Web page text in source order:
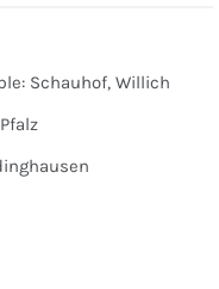
Schauhof, Willich